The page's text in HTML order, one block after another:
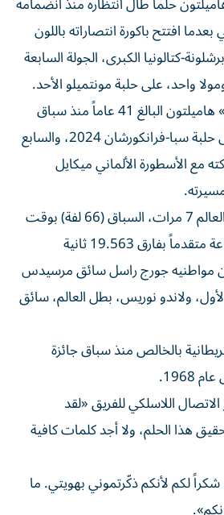
افتتح باكورة انتصاراته باللون
كتالونيا الكبرى، الجولة السابعة
واحد، على حلبة مونتميلو الأحد.
وهو الفوز الأول «للسير» هاميلتون البالغ 41 عاماً منذ سباق
جائزة بلجيكا الكبرى على حلبة سبا-فرانكورشان 2024، والسابع
مع الأسطورة الألماني ميكايل
قدره 1:32:43.989 ساعة متقدماً بفارق 19.563 ثانية
عن مواطنيه جورج راسل سائق مرسيدس
ولاندو نوريس، بطل العالم، سائق
بالخالص منذ سباق جائزة
1968.
اللاسلكي للفريق «لقد
هذا الحلم، ولا أجد كلمات كافية
لكم لأنكم ذكّرتموني بهويتي. ما